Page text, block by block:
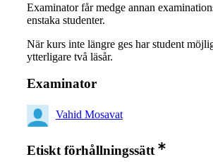
Examinator får medge annan
enstaka studenter.
När kurs inte längre ges har student
ytterligare två läsår.
Examinator
Vahid Mosavat
Etiskt förhållningssätt